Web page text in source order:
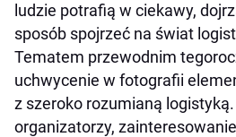
ludzie potrafią w ciekawy,
sposób spojrzeć na świat
Tematem przewodnim
uchwycenie w fotografii
z szeroko rozumianą
organizatorzy,